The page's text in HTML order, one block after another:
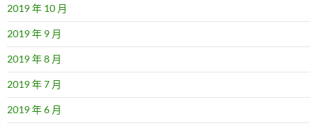
2019 年 10 月
2019 年 9 月
2019 年 8 月
2019 年 7 月
2019 年 6 月